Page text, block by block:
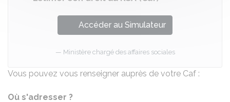
Accéder au Simulateur
Ministère chargé des affaires sociales
Vous pouvez vous renseigner auprès de votre Caf :
Où s'adresser ?